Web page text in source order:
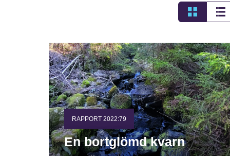
RAPPORT 2022:79
En bortglömd kvarn